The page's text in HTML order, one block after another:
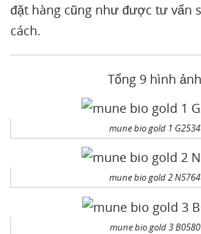
đặt hàng cũng như được tư vấn
cách.
Tổng 9 hình ảnh
mune bio gold 1 G2534
mune bio gold 2 N5764
mune bio gold 3 B0580